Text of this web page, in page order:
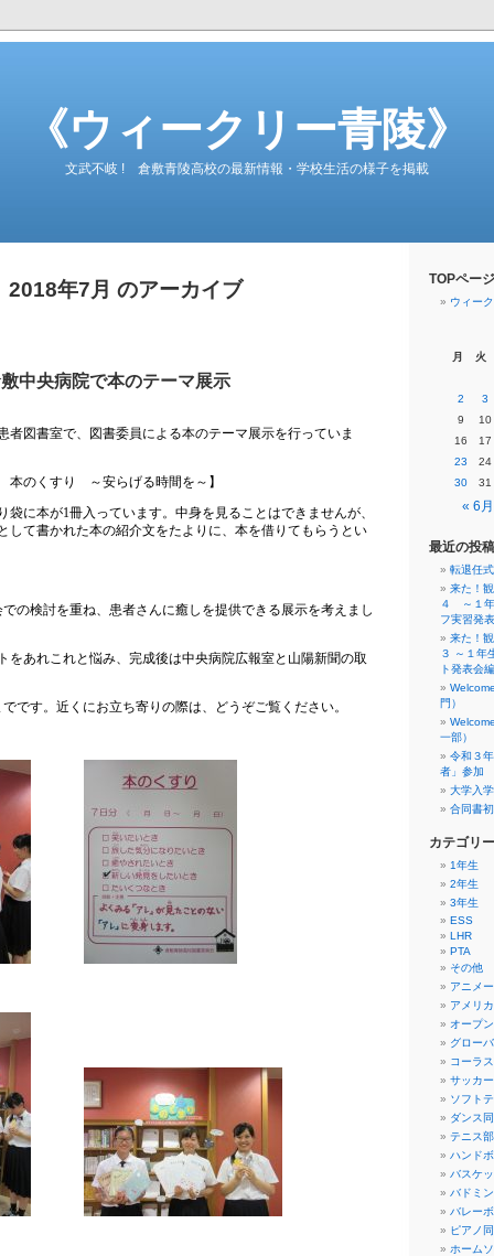
《ウィークリー青陵》
文武不岐 ! 倉敷青陵高校の最新情報・学校生活の様子を掲載
2018年7月 のアーカイブ
中央病院で本のテーマ展示
者図書室で、図書委員による本のテーマ展示を行っていま
のくすり ～安らげる時間を～】
袋に本が1冊入っています。中身を見ることはできませんが、
して書かれた本の紹介文をたよりに、本を借りてもらうとい
の検討を重ね、患者さんに癒しを提供できる展示を考えまし
をあれこれと悩み、完成後は中央病院広報室と山陽新聞の取
でです。近くにお立ち寄りの際は、どうぞご覧ください。
TOPペー
ウィー
月 火
« 6月
2
3
9
10
16
17
23
24
30
31
最近の投稿
転退任
来た！
４ ～１
フ実習発
来た！
３ ～１年
ト発表会
門）
一部）
令和３
者」参加
大学入
合同書
カテゴリー
1年生
2年生
3年生
ESS
LHR
PTA
その他
アニメ
アメリ
オープ
グロー
コーラ
サッカ
ソフト
ダンス
テニス部
ハンド
バスケ
バドミ
バレー
ピアノ
ホーム